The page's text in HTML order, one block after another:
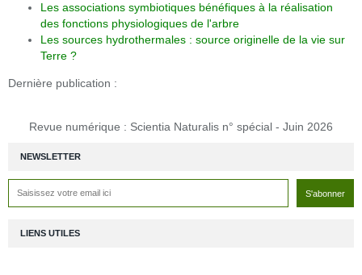
NEWSLETTER
Les associations symbiotiques bénéfiques à la réalisation
des fonctions physiologiques de l'arbre
Les sources hydrothermales : source originelle de la vie sur
Terre ?
Dernière publication :
Revue numérique : Scientia Naturalis n° spécial - Juin 2026
LIENS UTILES